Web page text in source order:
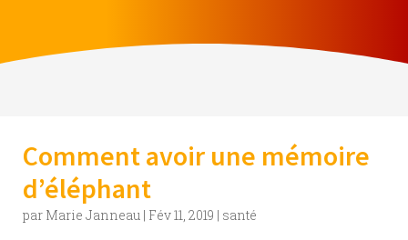
Comment avoir une mémoire
d’éléphant
par Marie Janneau | Fév 11, 2019 | santé